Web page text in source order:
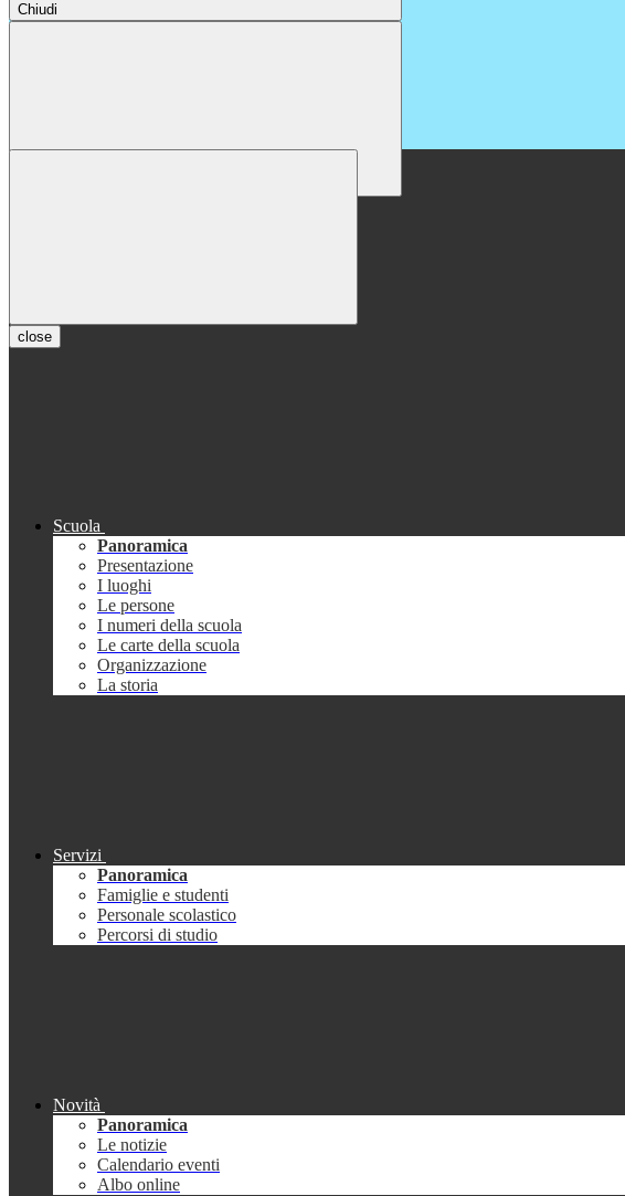
Chiudi
close
Scuola
Panoramica
Presentazione
I luoghi
Le persone
I numeri della scuola
Le carte della scuola
Organizzazione
La storia
Servizi
Panoramica
Famiglie e studenti
Personale scolastico
Percorsi di studio
Novità
Panoramica
Le notizie
Calendario eventi
Albo online